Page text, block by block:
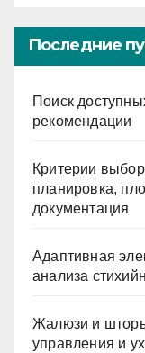
Последние
Поиск
рекомендации
Критерии
планировка,
документация
Адаптивная
анализа
Жалюзи и
управления и